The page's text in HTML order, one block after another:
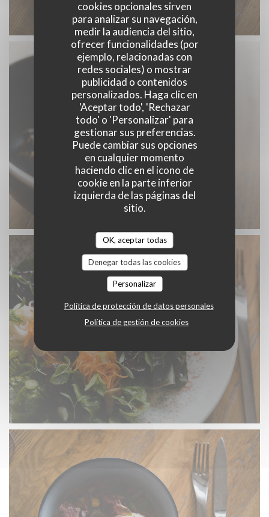
cookies opcionales sirven
para analizar su navegación,
medir la audiencia del sitio,
ofrecer funcionalidades (por
ejemplo, relacionadas con
redes sociales) o mostrar
publicidad o contenidos
personalizados. Haga clic en
'Aceptar todo', 'Rechazar
todo' o 'Personalizar' para
gestionar sus preferencias.
Puede cambiar sus opciones
en cualquier momento
haciendo clic en el icono de
cookie en la parte inferior
izquierda de las páginas del
sitio.
OK, aceptar todas
Denegar todas las cookies
Personalizar
Política de protección de datos personales
Política de gestión de cookies